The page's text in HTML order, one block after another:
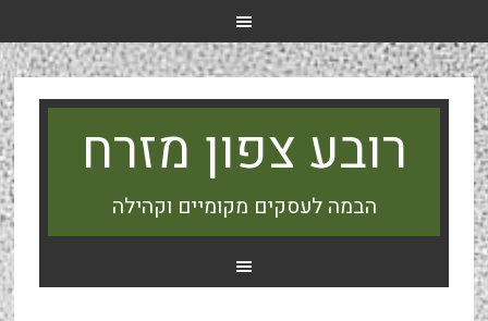
רובע צפון מזרח
הבמה לעסקים מקומיים וקהילה